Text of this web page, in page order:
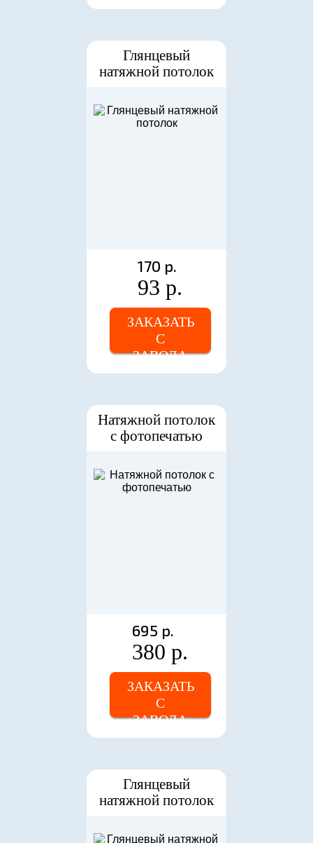
Глянцевый
натяжной потолок
170 р.
93 р.
ЗАКАЗАТЬ
С
ЗАВОДА
Натяжной потолок
с фотопечатью
695 р.
380 р.
ЗАКАЗАТЬ
С
ЗАВОДА
Глянцевый
натяжной потолок